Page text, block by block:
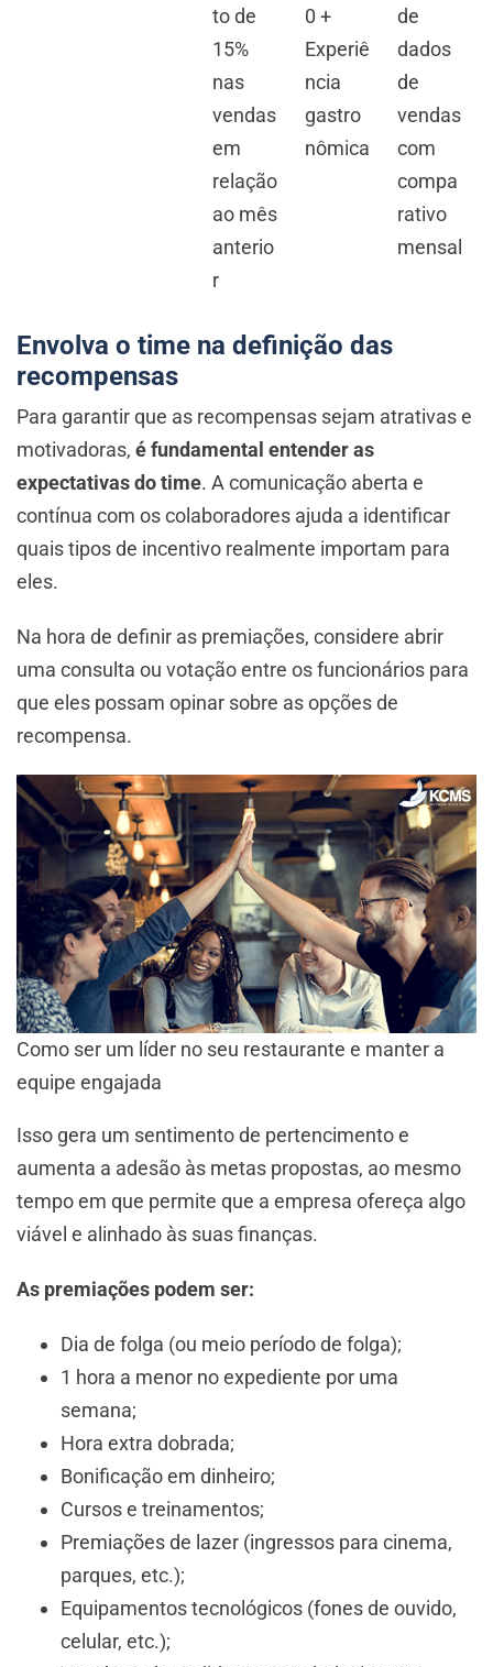
to de
15%
nas
vendas
em
relação
ao mês
anterio
r
0 +
Experiê
ncia
gastro
nômica
de
dados
de
vendas
com
compa
rativo
mensal
Envolva o time na definição das
recompensas
Para garantir que as recompensas sejam atrativas e
motivadoras, é fundamental entender as
expectativas do time. A comunicação aberta e
contínua com os colaboradores ajuda a identificar
quais tipos de incentivo realmente importam para
eles.
Na hora de definir as premiações, considere abrir
uma consulta ou votação entre os funcionários para
que eles possam opinar sobre as opções de
recompensa.
Como ser um líder no seu restaurante e manter a
equipe engajada
Isso gera um sentimento de pertencimento e
aumenta a adesão às metas propostas, ao mesmo
tempo em que permite que a empresa ofereça algo
viável e alinhado às suas finanças.
As premiações podem ser:
Dia de folga (ou meio período de folga);
1 hora a menor no expediente por uma
semana;
Hora extra dobrada;
Bonificação em dinheiro;
Cursos e treinamentos;
Premiações de lazer (ingressos para cinema,
parques, etc.);
Equipamentos tecnológicos (fones de ouvido,
celular, etc.);